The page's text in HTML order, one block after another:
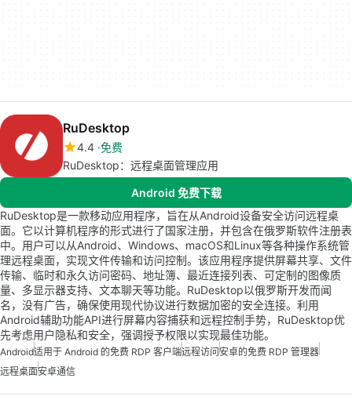
RuDesktop
4.4 免费
RuDesktop：远程桌面管理应用
Android 免费下载
RuDesktop是一款移动应用程序，旨在从Android设备安全访问远程桌
面。它以计算机程序的形式进行了国家注册，并包含在俄罗斯软件注册表
中。用户可以从Android、Windows、macOS和Linux等各种操作系统管
理远程桌面，实现文件传输和访问控制。该应用程序提供屏幕共享、文件
传输、临时和永久访问密码、地址簿、最近连接列表、可定制的图像质
量、多显示器支持、文本聊天等功能。RuDesktop以俄罗斯开发而闻
名，没有广告，确保使用现代协议进行数据加密的安全连接。利用
Android辅助功能API进行屏幕内容捕获和远程控制手势，RuDesktop优
先考虑用户隐私和安全，强调授予权限以实现最佳功能。
Android适用于 Android 的免费 RDP 客户端远程访问安卓的免费 RDP 管理器
远程桌面安卓通信